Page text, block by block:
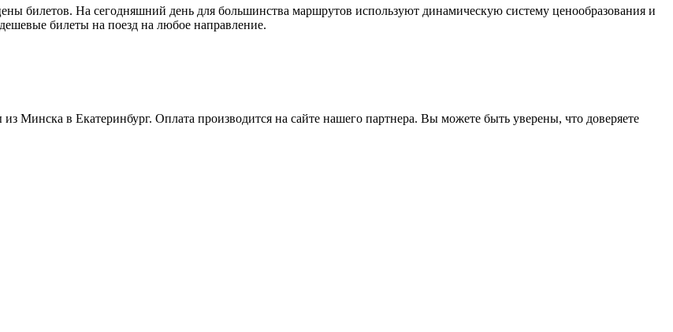
билетов. На сегодняшний день для большинства маршрутов используют динамическую систему ценообразования и
билеты на поезд на любое направление.
Минска в Екатеринбург. Оплата производится на сайте нашего партнера. Вы можете быть уверены, что доверяете